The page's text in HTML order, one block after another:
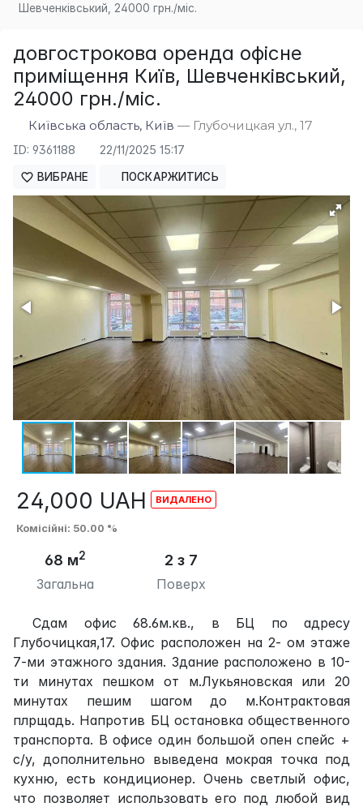
Шевченківський, 24000 грн./міс.
довгострокова оренда офісне
приміщення Київ, Шевченківський,
24000 грн./міс.
Київська область, Київ — Глубочицкая ул., 17
ID: 9361188 22/11/2025 15:17
ВИБРАНЕ ПОСКАРЖИТИСЬ
24,000 UAH
Комісійні: 50.00 %
68 м2
Загальна
2 з 7
Поверх
Сдам офис 68.6м.кв., в БЦ по адресу
Глубочицкая,17. Офис расположен на 2- ом этаже
7-ми этажного здания. Здание расположено в 10-
ти минутах пешком от м.Лукьяновская или 20
минутах пешим шагом до м.Контрактовая
плрщадь. Напротив БЦ остановка общественного
транспорта. В офисе один большой опен спейс +
с/у, дополнительно выведена мокрая точка под
кухню, есть кондиционер. Очень светлый офис,
что позволяет использовать его под любой вид